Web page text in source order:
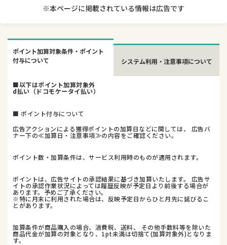
※本ページに掲載されている情報は広告です
ポイント加算対象条件・ポイント
付与について
システム利用・注意事項について
■以下はポイント加算対象外
d払い（ドコモケータイ払い）
■ ポイント付与について
広告アクションによる獲得ポイントの加算日などに関しては、 広告バ
ナー下の≪加算日・注意事項≫の内容をご確認ください。
ポイント数・加算条件は、サービス利用時のものが適用されます。
ポイントは、広告サイトの承認結果に基づき加算いたします。 広告サ
イトの承認作業状況によっては履歴反映が予定日より前後する場合が
あります。予めご了承ください。
※特に月末に利用された場合は、反映予定日からひと月先に延びるこ
とがあります。
加算条件が商品購入の場合、消費税、送料、 その他手数料等を除いた
商品代金が加算の対象となり、1pt未満は切捨て(加算対象外)となりま
す。